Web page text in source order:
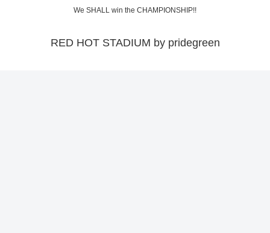
We SHALL win the CHAMPIONSHIP!!
RED HOT STADIUM by pridegreen